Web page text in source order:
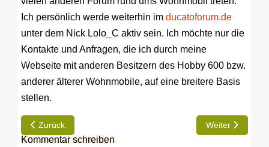
Ich persönlich werde weiterhin im ducatoforum.de
unter dem Nick Lolo_C aktiv sein. Ich möchte nur die
Kontakte und Anfragen, die ich durch meine
Webseite mit anderen Besitzern des Hobby 600 bzw.
anderer älterer Wohnmobile, auf eine breitere Basis
stellen.
Vorheriger Beitrag: Neue Webseite für Freunde des Hobby 600
Zurück Nächster
Weiter
Kommentar schreiben